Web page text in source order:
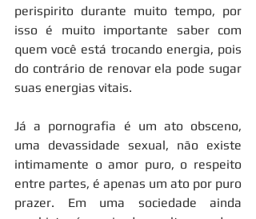
perispirito durante muito tempo, por
isso é muito importante saber com
quem você está trocando energia, pois
do contrário de renovar ela pode sugar
suas energias vitais.
Já a pornografia é um ato obsceno,
uma devassidade sexual, não existe
intimamente o amor puro, o respeito
entre partes, é apenas um ato por puro
prazer. Em uma sociedade ainda